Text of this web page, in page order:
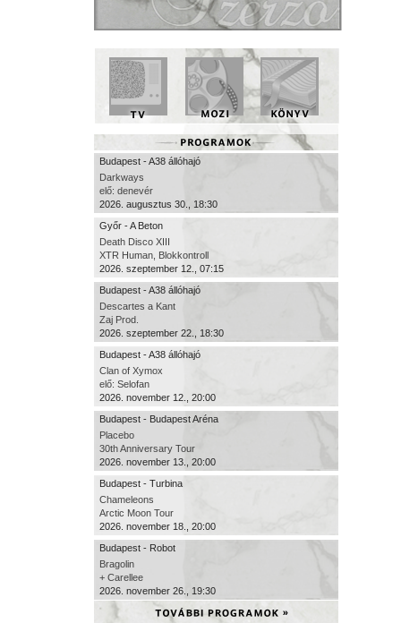
Budapest - A38 állóhajó
Darkways
elő: denevér
2026. augusztus 30., 18:30
Győr - A Beton
Death Disco XIII
XTR Human, Blokkontroll
2026. szeptember 12., 07:15
Budapest - A38 állóhajó
Descartes a Kant
Zaj Prod.
2026. szeptember 22., 18:30
Budapest - A38 állóhajó
Clan of Xymox
elő: Selofan
2026. november 12., 20:00
Budapest - Budapest Aréna
Placebo
30th Anniversary Tour
2026. november 13., 20:00
Budapest - Turbina
Chameleons
Arctic Moon Tour
2026. november 18., 20:00
Budapest - Robot
Bragolin
+ Carellee
2026. november 26., 19:30